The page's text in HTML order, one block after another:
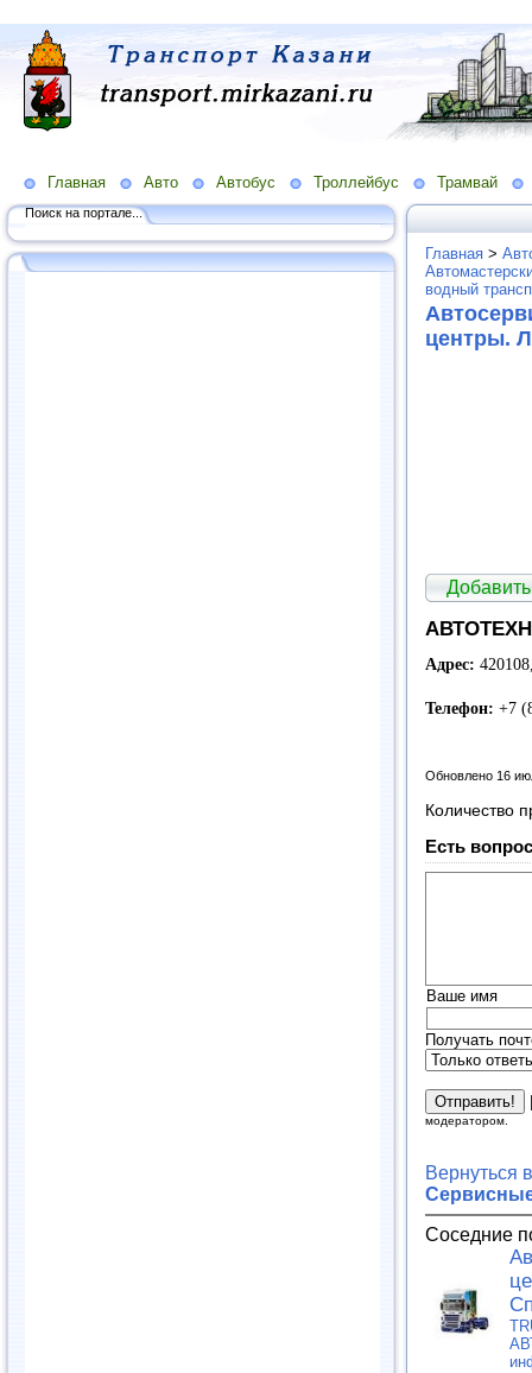
Главная Авто Автобус Троллейбус Трамвай
Поиск на портале...
Главная >
водный
центры.
Адрес:
Телефон: +7
Обновлено 16
Количество
Есть
Ваше имя
Получать
модератором.
Вернуться
Соседние